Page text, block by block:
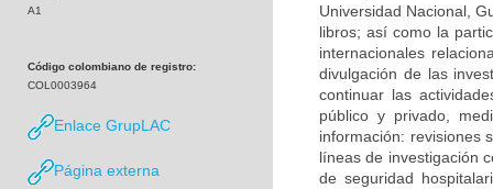
A1
Código colombiano de registro:
COL0003964
Enlace GrupLAC
Página externa
Universidad Nacional,
libros; así como la
internacionales
divulgación de las
continuar las
público y privado,
información: revisiones
líneas de investigación
de seguridad